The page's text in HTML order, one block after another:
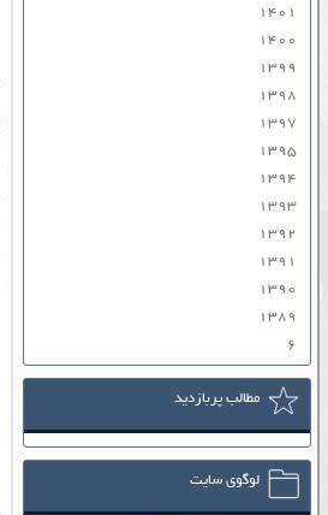
۱۴۰۱
۱۴۰۰
۱۳۹۹
۱۳۹۸
۱۳۹۷
۱۳۹۵
۱۳۹۴
۱۳۹۳
۱۳۹۲
۱۳۹۱
۱۳۹۰
۱۳۸۹
۶
مطالب پربازدید
لوگوی سایت